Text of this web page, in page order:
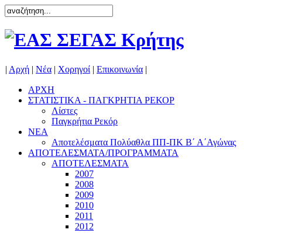
| Αρχή | Νέα | Χορηγοί | Επικοινωνία |
ΑΡΧΗ
ΣΤΑΤΙΣΤΙΚΑ - ΠΑΓΚΡΗΤΙΑ ΡΕΚΟΡ
Λίστες
Παγκρήτια Ρεκόρ
ΝΕΑ
Αποτελέσματα Πολύαθλα ΠΠ-ΠΚ Β΄ Α΄Αγώνας
ΑΠΟΤΕΛΕΣΜΑΤΑ/ΠΡΟΓΡΑΜΜΑΤΑ
ΑΠΟΤΕΛΕΣΜΑΤΑ
2007
2008
2009
2010
2011
2012